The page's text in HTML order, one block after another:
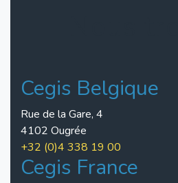
Cegis Belgique
Rue de la Gare, 4
4102 Ougrée
+32 (0)4 338 19 00
Cegis France